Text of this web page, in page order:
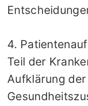
4.
Teil der
Aufklärung